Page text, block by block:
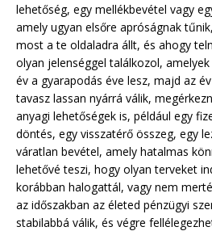
lehetőség, egy mellékbevétel vagy
amely ugyan elsőre apróságnak
most a te oldaladra állt, és ahogy
olyan jelenséggel találkozol,
év a gyarapodás éve lesz, majd az
tavasz lassan nyárrá válik,
anyagi lehetőségek is, például egy
döntés, egy visszatérő összeg, egy
váratlan bevétel, amely hatalmas
lehetővé teszi, hogy olyan terveket
korábban halogattál, vagy nem
az időszakban az életed pénzügyi
stabilabbá válik, és végre